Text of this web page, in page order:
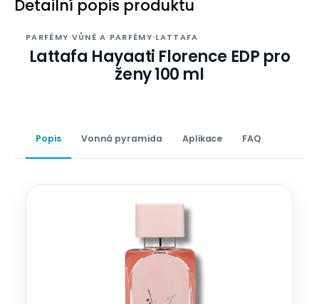
Detailní popis produktu
PARFÉMY·VŮNĚ A PARFÉMY·LATTAFA
Lattafa Hayaati Florence EDP pro
ženy 100 ml
Popis Vonná pyramida Aplikace FAQ